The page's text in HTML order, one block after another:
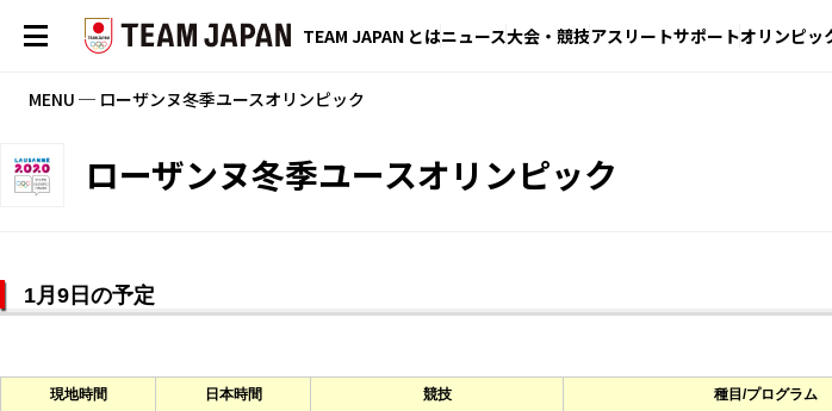
TEAM JAPAN とはニュース大会・競技アスリートサポートオリンピッ
MENU ─ ローザンヌ冬季ユースオリンピック
ローザンヌ冬季ユースオリンピック
1月9日の予定
現地時間 日本時間 競技 種目/プログラム